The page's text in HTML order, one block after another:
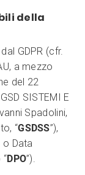
della
GDPR (cfr.
a mezzo
del 22
SISTEMI E
Spadolini,
“GSDSS”),
o Data
“DPO”).